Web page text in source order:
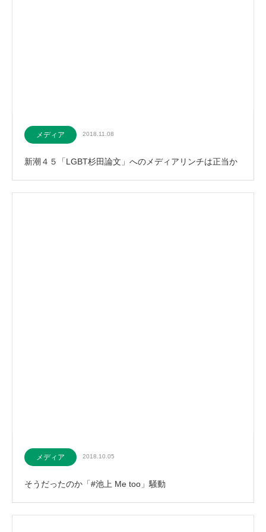
メディア 2018.11.08
新潮４５「LGBT杉田論文」へのメディアリンチは正当か
メディア 2018.10.05
そうだったのか「#池上 Me too」騒動